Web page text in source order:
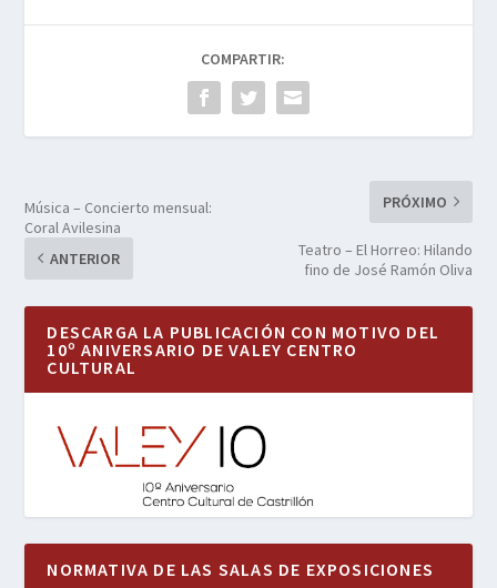
COMPARTIR:
Música – Concierto mensual:
Coral Avilesina
ANTERIOR
PRÓXIMO
Teatro – El Horreo: Hilando
fino de José Ramón Oliva
DESCARGA LA PUBLICACIÓN CON MOTIVO DEL
10º ANIVERSARIO DE VALEY CENTRO
CULTURAL
NORMATIVA DE LAS SALAS DE EXPOSICIONES